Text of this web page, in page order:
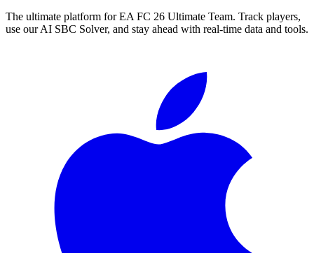
The ultimate platform for EA FC 26 Ultimate Team. Track players,
use our AI SBC Solver, and stay ahead with real-time data and tools.